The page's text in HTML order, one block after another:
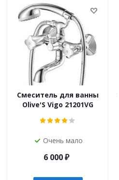
Смеситель для ванны
Olive'S Vigo 21201VG
Очень мало
6 000₽